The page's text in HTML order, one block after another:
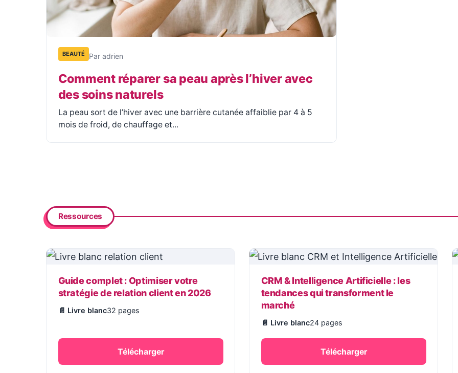
BEAUTÉ Par adrien
Comment réparer sa peau après l’hiver avec
des soins naturels
La peau sort de l’hiver avec une barrière cutanée affaiblie par 4 à 5
mois de froid, de chauffage et...
Ressources
Guide complet : Optimiser votre
stratégie de relation client en 2026
📄 Livre blanc32 pages
Télécharger
CRM & Intelligence Artificielle : les
tendances qui transforment le
marché
📄 Livre blanc24 pages
Télécharger